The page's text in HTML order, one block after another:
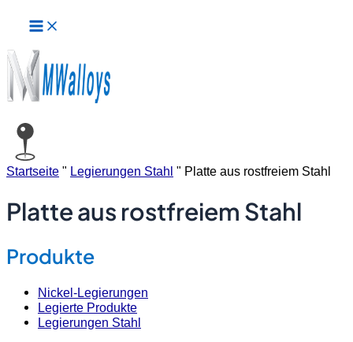
Inhalt
springen
Startseite " Legierungen Stahl " Platte aus rostfreiem Stahl
Platte aus rostfreiem Stahl
Produkte
Nickel-Legierungen
Legierte Produkte
Legierungen Stahl